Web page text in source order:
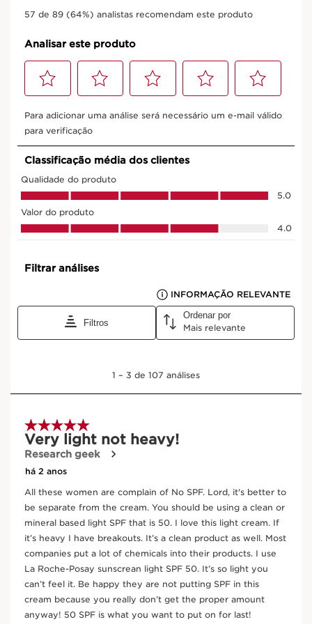
INOVADORA
exclusivo da Clarins.
Uma mistura de dois avançados ácidos
hialurónicos protege a pele contra
da-fortuna bio reduz a perda de água.
COMPLETA PARA
TODOS OS TIPOS DE
PELE
disponível em seis texturas luxuosas
com SPF, desde uma textura leve a
uma textura rica de bálsamo. A função
da barreira da pele é revitalizada, a sua
reidratação reforçada.